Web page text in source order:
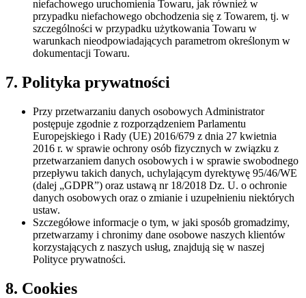
niefachowego uruchomienia Towaru, jak również w
przypadku niefachowego obchodzenia się z Towarem, tj. w
szczególności w przypadku użytkowania Towaru w
warunkach nieodpowiadających parametrom określonym w
dokumentacji Towaru.
7. Polityka prywatności
Przy przetwarzaniu danych osobowych Administrator
postępuje zgodnie z rozporządzeniem Parlamentu
Europejskiego i Rady (UE) 2016/679 z dnia 27 kwietnia
2016 r. w sprawie ochrony osób fizycznych w związku z
przetwarzaniem danych osobowych i w sprawie swobodnego
przepływu takich danych, uchylającym dyrektywę 95/46/WE
(dalej „GDPR”) oraz ustawą nr 18/2018 Dz. U. o ochronie
danych osobowych oraz o zmianie i uzupełnieniu niektórych
ustaw.
Szczegółowe informacje o tym, w jaki sposób gromadzimy,
przetwarzamy i chronimy dane osobowe naszych klientów
korzystających z naszych usług, znajdują się w naszej
Polityce prywatności.
8. Cookies